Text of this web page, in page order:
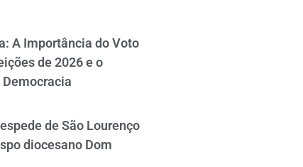
A Importância do Voto
de 2026 e o
de São Lourenço
diocesano Dom